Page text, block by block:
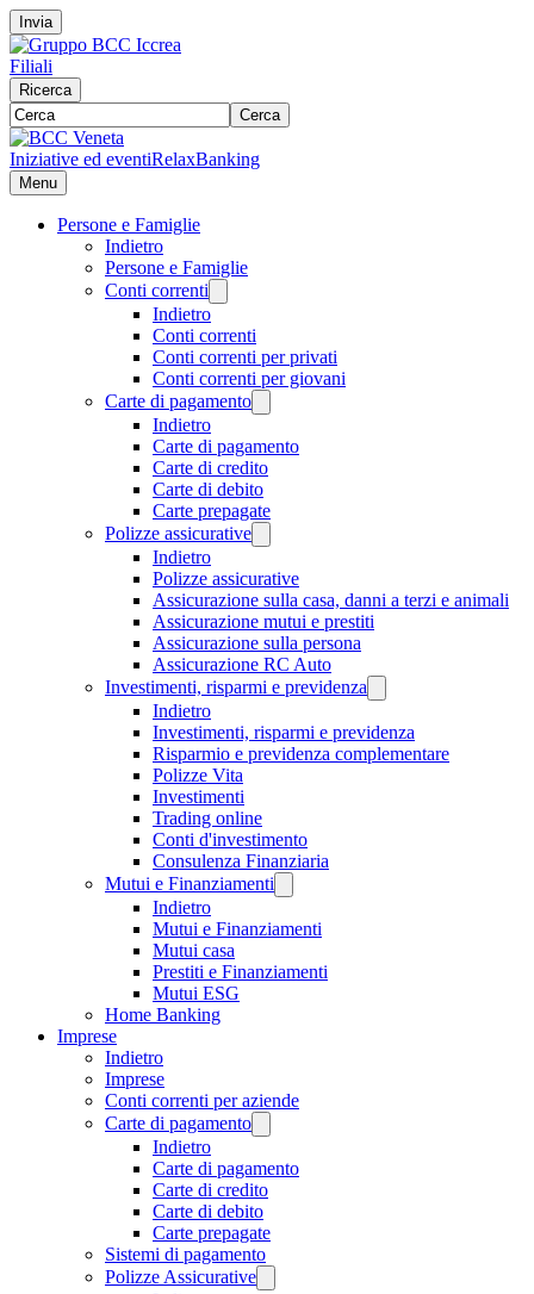
Invia
Filiali
Ricerca
Cerca
Iniziative ed eventiRelaxBanking
Menu
Persone e Famiglie
Indietro
Persone e Famiglie
Conti correnti
Indietro
Conti correnti
Conti correnti per privati
Conti correnti per giovani
Carte di pagamento
Indietro
Carte di pagamento
Carte di credito
Carte di debito
Carte prepagate
Polizze assicurative
Indietro
Polizze assicurative
Assicurazione sulla casa, danni a terzi e animali
Assicurazione mutui e prestiti
Assicurazione sulla persona
Assicurazione RC Auto
Investimenti, risparmi e previdenza
Indietro
Investimenti, risparmi e previdenza
Risparmio e previdenza complementare
Polizze Vita
Investimenti
Trading online
Conti d'investimento
Consulenza Finanziaria
Mutui e Finanziamenti
Indietro
Mutui e Finanziamenti
Mutui casa
Prestiti e Finanziamenti
Mutui ESG
Home Banking
Imprese
Indietro
Imprese
Conti correnti per aziende
Carte di pagamento
Indietro
Carte di pagamento
Carte di credito
Carte di debito
Carte prepagate
Sistemi di pagamento
Polizze Assicurative